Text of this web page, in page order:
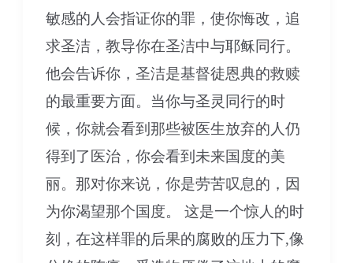
敏感的人会指证你的罪，使你悔改，追
求圣洁，教导你在圣洁中与耶稣同行。
他会告诉你，圣洁是基督徒恩典的救赎
的最重要方面。当你与圣灵同行的时
候，你就会看到那些被医生放弃的人仍
得到了医治，你会看到未来国度的美
丽。那对你来说，你是劳苦叹息的，因
为你渴望那个国度。 这是一个惊人的时
刻，在这样罪的后果的腐败的压力下,像